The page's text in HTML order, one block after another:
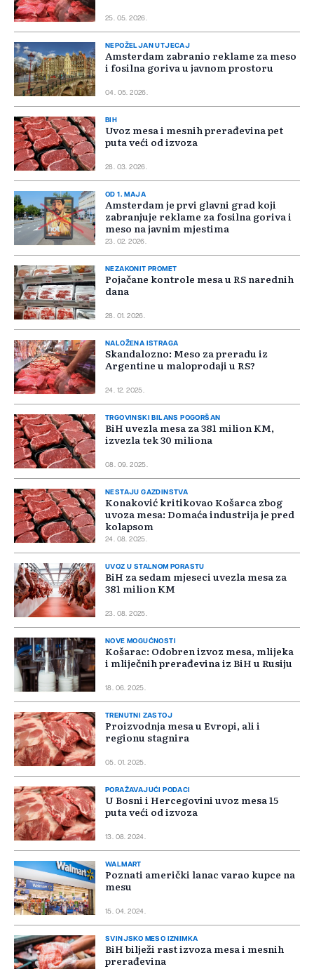
25. 05. 2026.
NEPOŽELJAN UTJECAJ
Amsterdam zabranio reklame za meso
i fosilna goriva u javnom prostoru
04. 05. 2026.
BIH
Uvoz mesa i mesnih prerađevina pet
puta veći od izvoza
28. 03. 2026.
OD 1. MAJA
Amsterdam je prvi glavni grad koji
zabranjuje reklame za fosilna goriva i
meso na javnim mjestima
23. 02. 2026.
NEZAKONIT PROMET
Pojačane kontrole mesa u RS narednih
dana
28. 01. 2026.
NALOŽENA ISTRAGA
Skandalozno: Meso za preradu iz
Argentine u maloprodaji u RS?
24. 12. 2025.
TRGOVINSKI BILANS POGORŠAN
BiH uvezla mesa za 381 milion KM,
izvezla tek 30 miliona
08. 09. 2025.
NESTAJU GAZDINSTVA
Konaković kritikovao Košarca zbog
uvoza mesa: Domaća industrija je pred
kolapsom
24. 08. 2025.
UVOZ U STALNOM PORASTU
BiH za sedam mjeseci uvezla mesa za
381 milion KM
23. 08. 2025.
NOVE MOGUĆNOSTI
Košarac: Odobren izvoz mesa, mlijeka
i mliječnih prerađevina iz BiH u Rusiju
18. 06. 2025.
TRENUTNI ZASTOJ
Proizvodnja mesa u Evropi, ali i
regionu stagnira
05. 01. 2025.
PORAŽAVAJUĆI PODACI
U Bosni i Hercegovini uvoz mesa 15
puta veći od izvoza
13. 08. 2024.
WALMART
Poznati američki lanac varao kupce na
mesu
15. 04. 2024.
SVINJSKO MESO IZNIMKA
BiH bilježi rast izvoza mesa i mesnih
prerađevina